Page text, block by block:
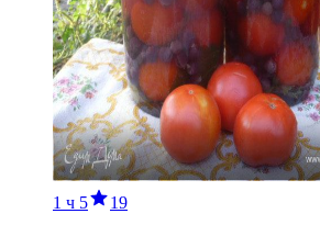
1 ч 5 19